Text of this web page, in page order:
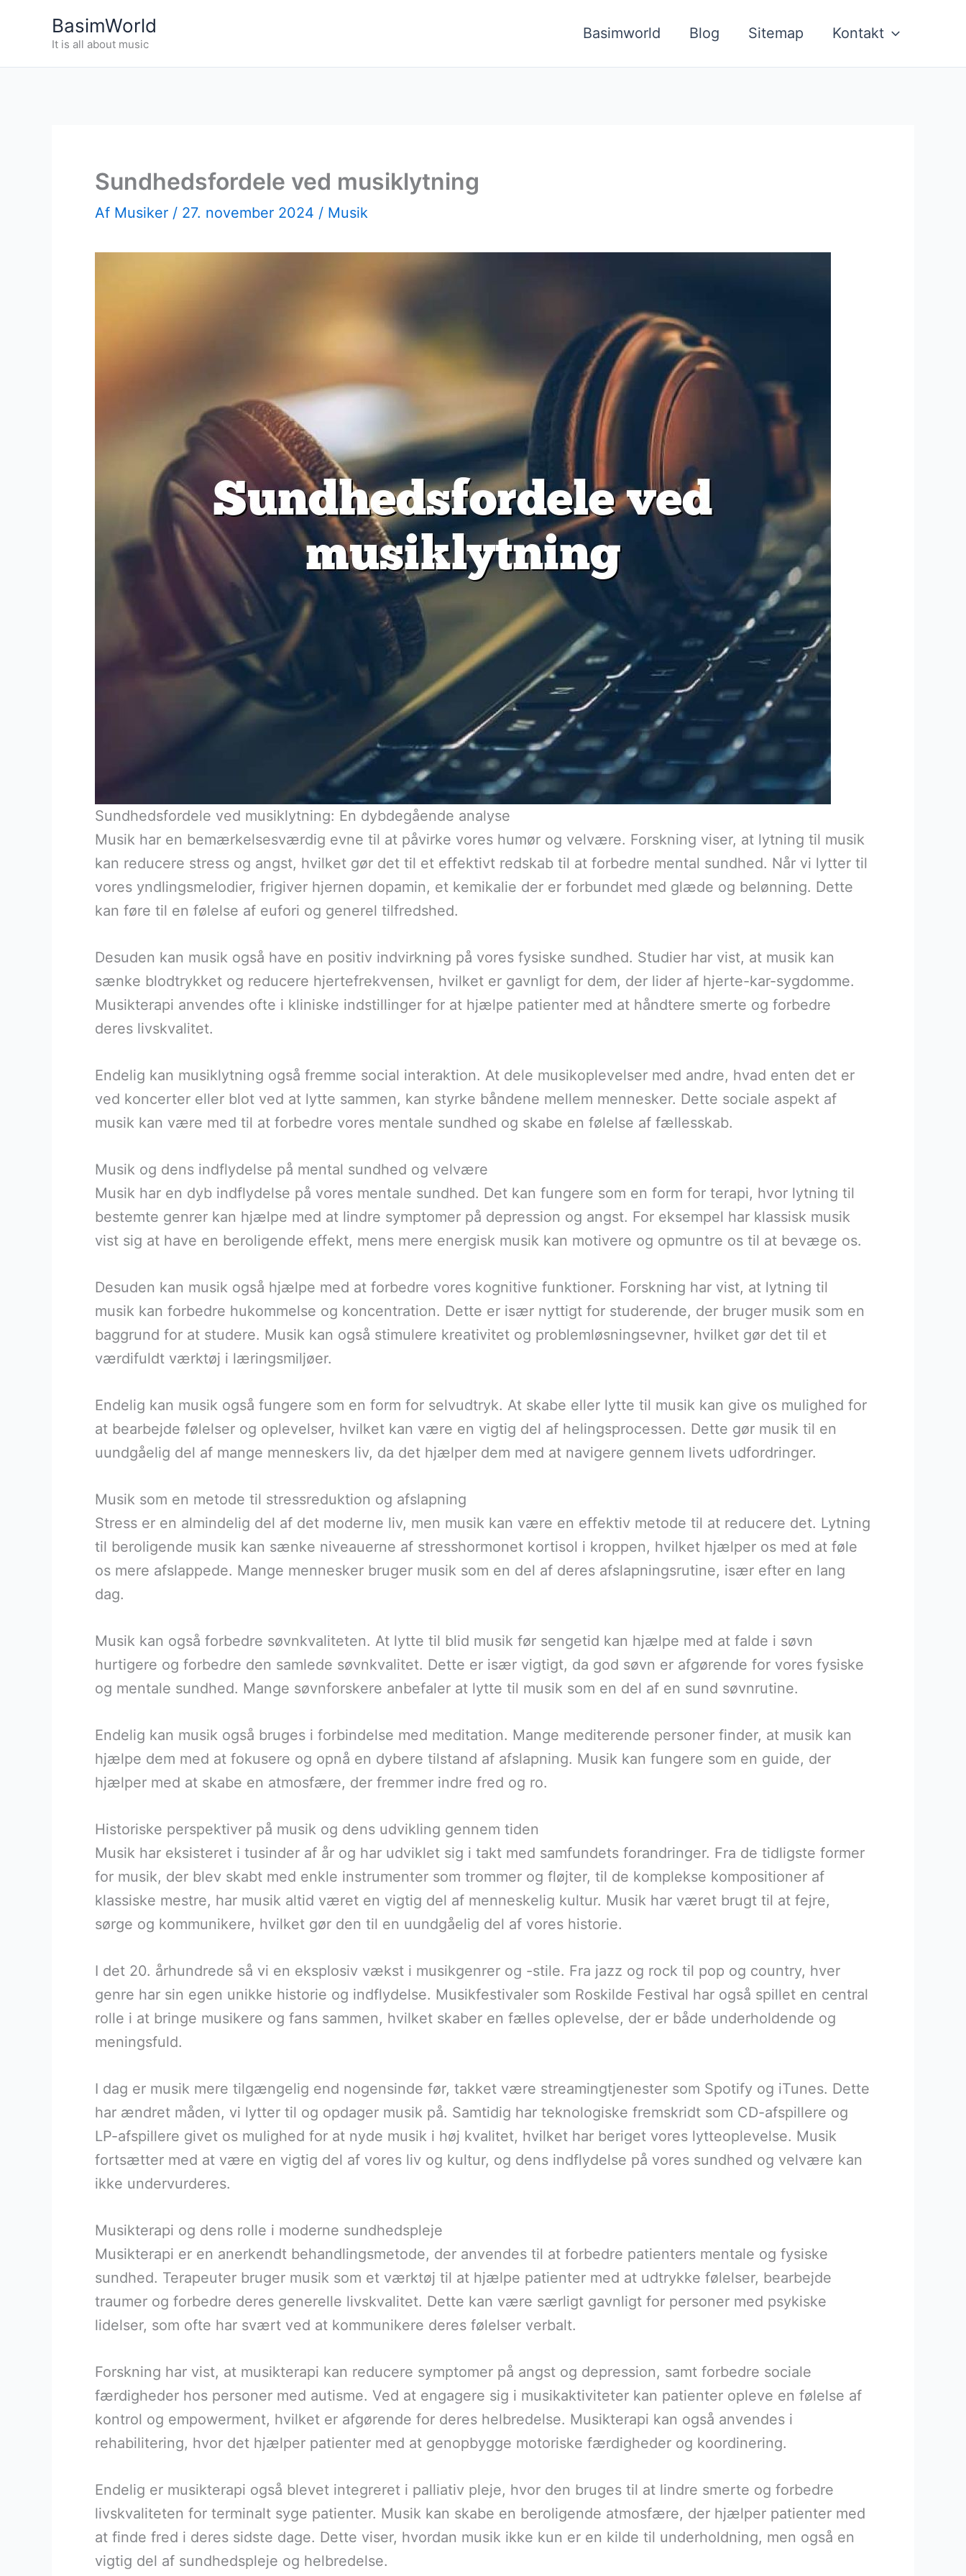
BasimWorld
It is all about music
Basimworld Blog Sitemap Kontakt
Sundhedsfordele ved musiklytning
Af Musiker / 27. november 2024 / Musik
Sundhedsfordele ved musiklytning: En dybdegående analyse
Musik har en bemærkelsesværdig evne til at påvirke vores humør og velvære. Forskning viser, at lytning til musik
kan reducere stress og angst, hvilket gør det til et effektivt redskab til at forbedre mental sundhed. Når vi lytter til
vores yndlingsmelodier, frigiver hjernen dopamin, et kemikalie der er forbundet med glæde og belønning. Dette
kan føre til en følelse af eufori og generel tilfredshed.
Desuden kan musik også have en positiv indvirkning på vores fysiske sundhed. Studier har vist, at musik kan
sænke blodtrykket og reducere hjertefrekvensen, hvilket er gavnligt for dem, der lider af hjerte-kar-sygdomme.
Musikterapi anvendes ofte i kliniske indstillinger for at hjælpe patienter med at håndtere smerte og forbedre
deres livskvalitet.
Endelig kan musiklytning også fremme social interaktion. At dele musikoplevelser med andre, hvad enten det er
ved koncerter eller blot ved at lytte sammen, kan styrke båndene mellem mennesker. Dette sociale aspekt af
musik kan være med til at forbedre vores mentale sundhed og skabe en følelse af fællesskab.
Musik og dens indflydelse på mental sundhed og velvære
Musik har en dyb indflydelse på vores mentale sundhed. Det kan fungere som en form for terapi, hvor lytning til
bestemte genrer kan hjælpe med at lindre symptomer på depression og angst. For eksempel har klassisk musik
vist sig at have en beroligende effekt, mens mere energisk musik kan motivere og opmuntre os til at bevæge os.
Desuden kan musik også hjælpe med at forbedre vores kognitive funktioner. Forskning har vist, at lytning til
musik kan forbedre hukommelse og koncentration. Dette er især nyttigt for studerende, der bruger musik som en
baggrund for at studere. Musik kan også stimulere kreativitet og problemløsningsevner, hvilket gør det til et
værdifuldt værktøj i læringsmiljøer.
Endelig kan musik også fungere som en form for selvudtryk. At skabe eller lytte til musik kan give os mulighed for
at bearbejde følelser og oplevelser, hvilket kan være en vigtig del af helingsprocessen. Dette gør musik til en
uundgåelig del af mange menneskers liv, da det hjælper dem med at navigere gennem livets udfordringer.
Musik som en metode til stressreduktion og afslapning
Stress er en almindelig del af det moderne liv, men musik kan være en effektiv metode til at reducere det. Lytning
til beroligende musik kan sænke niveauerne af stresshormonet kortisol i kroppen, hvilket hjælper os med at føle
os mere afslappede. Mange mennesker bruger musik som en del af deres afslapningsrutine, især efter en lang
dag.
Musik kan også forbedre søvnkvaliteten. At lytte til blid musik før sengetid kan hjælpe med at falde i søvn
hurtigere og forbedre den samlede søvnkvalitet. Dette er især vigtigt, da god søvn er afgørende for vores fysiske
og mentale sundhed. Mange søvnforskere anbefaler at lytte til musik som en del af en sund søvnrutine.
Endelig kan musik også bruges i forbindelse med meditation. Mange mediterende personer finder, at musik kan
hjælpe dem med at fokusere og opnå en dybere tilstand af afslapning. Musik kan fungere som en guide, der
hjælper med at skabe en atmosfære, der fremmer indre fred og ro.
Historiske perspektiver på musik og dens udvikling gennem tiden
Musik har eksisteret i tusinder af år og har udviklet sig i takt med samfundets forandringer. Fra de tidligste former
for musik, der blev skabt med enkle instrumenter som trommer og fløjter, til de komplekse kompositioner af
klassiske mestre, har musik altid været en vigtig del af menneskelig kultur. Musik har været brugt til at fejre,
sørge og kommunikere, hvilket gør den til en uundgåelig del af vores historie.
I det 20. århundrede så vi en eksplosiv vækst i musikgenrer og -stile. Fra jazz og rock til pop og country, hver
genre har sin egen unikke historie og indflydelse. Musikfestivaler som Roskilde Festival har også spillet en central
rolle i at bringe musikere og fans sammen, hvilket skaber en fælles oplevelse, der er både underholdende og
meningsfuld.
I dag er musik mere tilgængelig end nogensinde før, takket være streamingtjenester som Spotify og iTunes. Dette
har ændret måden, vi lytter til og opdager musik på. Samtidig har teknologiske fremskridt som CD-afspillere og
LP-afspillere givet os mulighed for at nyde musik i høj kvalitet, hvilket har beriget vores lytteoplevelse. Musik
fortsætter med at være en vigtig del af vores liv og kultur, og dens indflydelse på vores sundhed og velvære kan
ikke undervurderes.
Musikterapi og dens rolle i moderne sundhedspleje
Musikterapi er en anerkendt behandlingsmetode, der anvendes til at forbedre patienters mentale og fysiske
sundhed. Terapeuter bruger musik som et værktøj til at hjælpe patienter med at udtrykke følelser, bearbejde
traumer og forbedre deres generelle livskvalitet. Dette kan være særligt gavnligt for personer med psykiske
lidelser, som ofte har svært ved at kommunikere deres følelser verbalt.
Forskning har vist, at musikterapi kan reducere symptomer på angst og depression, samt forbedre sociale
færdigheder hos personer med autisme. Ved at engagere sig i musikaktiviteter kan patienter opleve en følelse af
kontrol og empowerment, hvilket er afgørende for deres helbredelse. Musikterapi kan også anvendes i
rehabilitering, hvor det hjælper patienter med at genopbygge motoriske færdigheder og koordinering.
Endelig er musikterapi også blevet integreret i palliativ pleje, hvor den bruges til at lindre smerte og forbedre
livskvaliteten for terminalt syge patienter. Musik kan skabe en beroligende atmosfære, der hjælper patienter med
at finde fred i deres sidste dage. Dette viser, hvordan musik ikke kun er en kilde til underholdning, men også en
vigtig del af sundhedspleje og helbredelse.